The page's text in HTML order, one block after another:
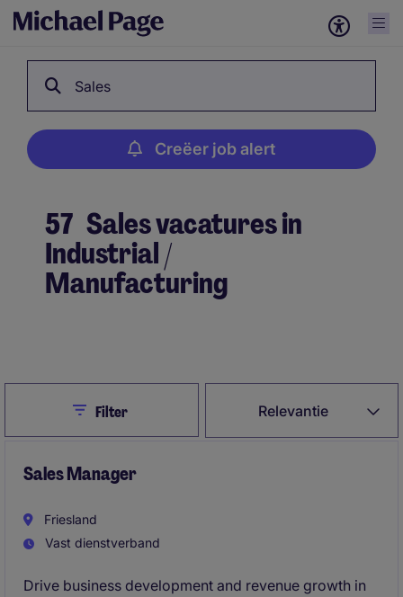
Sales
Creëer job alert
57 Sales vacatures in
Industrial /
Manufacturing
Relevantie
CloseFilter
Sales Manager
Friesland
Vast dienstverband
Drive business development and revenue growth in